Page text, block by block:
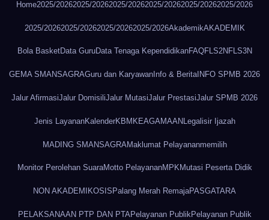
Home2025/20262025/20262025/20262025/20262025/20262025/2026
2025/20262025/20262025/20262025/2026AkademikAKADEMIK
Bola BasketData GuruData Tenaga KependidikanFAQFLS2N FLS3N
GEMA SMANSAGRAGuru dan Karyawan Info & BeritaINFO SPMB 2026
Jalur AfirmasiJalur DomisiliJalur MutasiJalur PrestasiJalur SPMB 2026
Jenis LayananKalenderKBM KEAGAMAAN Legalisir Ijazah
MADING SMANSAGRAMaklumat Pelayananmemilih
Monitor Perolehan SuaraMotto PelayananMPKMutasi Peserta Didik
NON AKADEMIKOSIS Palang Merah RemajaPASGATARA
PELAKSANAAN PTP DAN PTA Pelayanan Publik Pelayanan Publik